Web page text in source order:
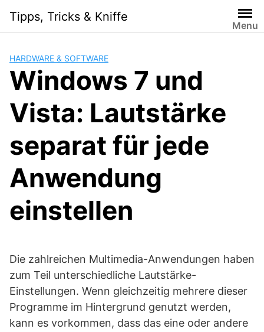
content
Tipps, Tricks & Kniffe
Menu
HARDWARE & SOFTWARE
Windows 7 und
Vista: Lautstärke
separat für jede
Anwendung
einstellen
Die zahlreichen Multimedia-Anwendungen haben
zum Teil unterschiedliche Lautstärke-
Einstellungen. Wenn gleichzeitig mehrere dieser
Programme im Hintergrund genutzt werden,
kann es vorkommen, dass das eine oder andere